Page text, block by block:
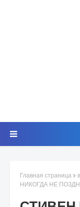
Главная страница
НИКОГДА НЕ